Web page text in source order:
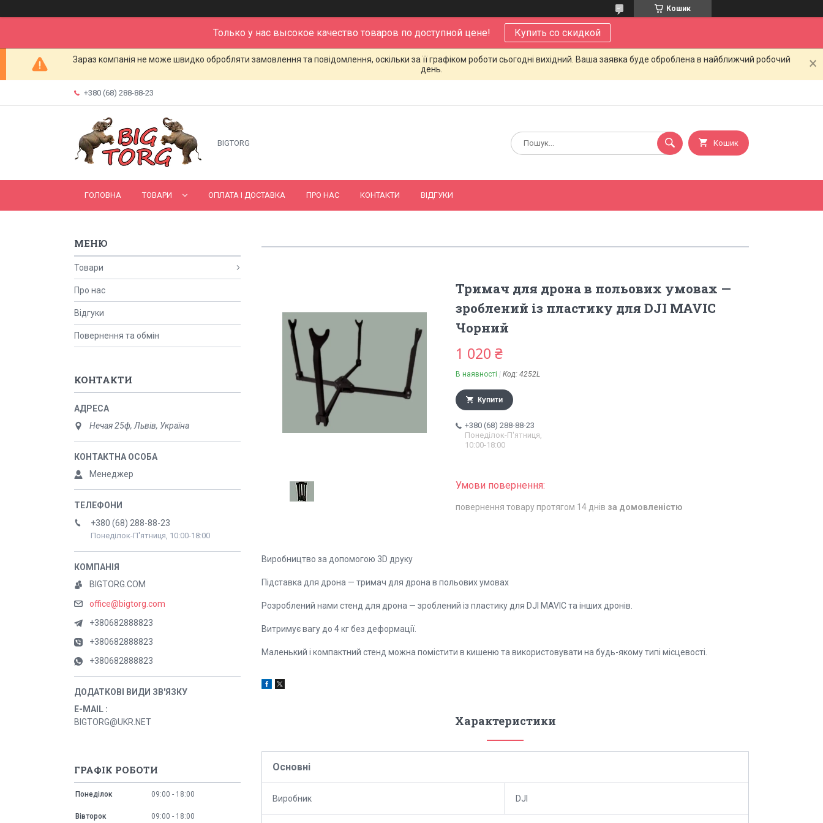
Кошик
Только у нас высокое качество товаров по доступной цене! Купить со скидкой
Зараз компанія не може швидко обробляти замовлення та повідомлення, оскільки за її графіком роботи сьогодні вихідний. Ваша заявка буде оброблена в найближчий робочий
день.
+380 (68) 288-88-23
BIGTORG Кошик
ГОЛОВНА ТОВАРИ ОПЛАТА І ДОСТАВКА ПРО НАС КОНТАКТИ ВІДГУКИ
Тримач для дрона в польових умовах —
зроблений із пластику для DJI MAVIC
Чорний
1 020 ₴
В наявності Код: 4252L
Купити
+380 (68) 288-88-23
Понеділок-П'ятниця,
10:00-18:00
повернення товару протягом 14 днів за домовленістю
Виробництво за допомогою 3D друку
Підставка для дрона — тримач для дрона в польових умовах
Розроблений нами стенд для дрона — зроблений із пластику для DJI MAVIC та інших дронів.
Витримує вагу до 4 кг без деформації.
Маленький і компактний стенд можна помістити в кишеню та використовувати на будь-якому типі місцевості.
Характеристики
Основні
Виробник DJI
Товари
Про нас
Відгуки
Повернення та обмін
КОНТАКТИ
Нечая 25ф, Львів, Україна
Менеджер
+380 (68) 288-88-23
Понеділок-П'ятниця, 10:00-18:00
BIGTORG.COM
office@bigtorg.com
+380682888823
+380682888823
+380682888823
E-MAIL
BIGTORG@UKR.NET
ГРАФІК РОБОТИ
Понеділок 09:00 18:00
Вівторок 09:00 18:00